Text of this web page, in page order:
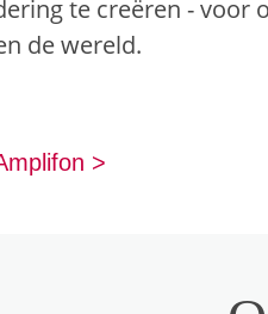
te creëren - voor
de wereld.
>